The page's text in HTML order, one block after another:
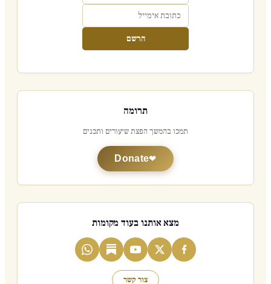
הרשם
תרומה
תמכו בהמשך הפצת שיעורים ותכנים
Donate
מצא אותנו בעוד מקומות
צור קשר